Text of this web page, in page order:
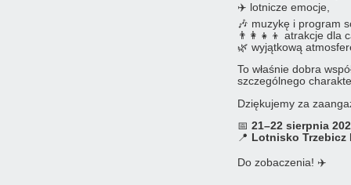
✈️ lotnicze emocje,
🎶 muzykę i program
👨‍👩‍👧‍👦 atrakcje dla
🌿 wyjątkową
To właśnie dobra
szczególnego
Dziękujemy za
📅 21–22 sierpnia
📍 Lotnisko Trzebicz
Do zobaczenia! ✈️